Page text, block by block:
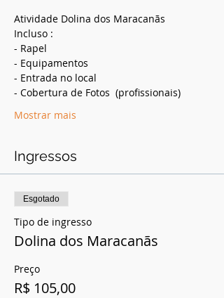
Atividade Dolina dos Maracanãs
Incluso :
- Rapel
- Equipamentos
- Entrada no local
- Cobertura de Fotos  (profissionais)
Mostrar mais
Ingressos
Esgotado
Tipo de ingresso
Dolina dos Maracanãs
Preço
R$ 105,00